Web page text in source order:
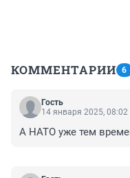
КОММЕНТАРИИ 6
Гость
14 января 2025, 08:02
А НАТО уже тем